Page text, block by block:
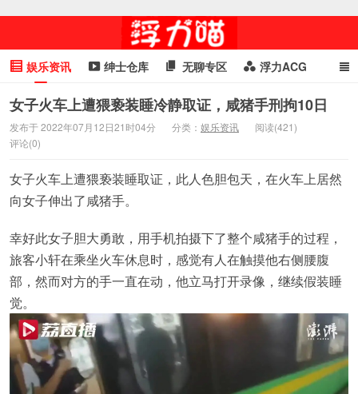
娱乐资讯 绅士仓库 无聊专区 浮力ACG
浮力GIF 明星头条 浮力资讯 头条女神 萌妹专区
cosplay
女子火车上遭猥亵装睡冷静取证，咸猪手刑拘10日
发布于 2022年07月12日21时04分 分类： 娱乐资讯
阅读(421)
评论(0)
女子火车上遭猥亵装睡取证，此人色胆包天，在火车上居然
向女子伸出了咸猪手。
幸好此女子胆大勇敢，用手机拍摄下了整个咸猪手的过程，
旅客小轩在乘坐火车休息时，感觉有人在触摸他右侧腰腹
部，然而对方的手一直在动，他立马打开录像，继续假装睡
觉。